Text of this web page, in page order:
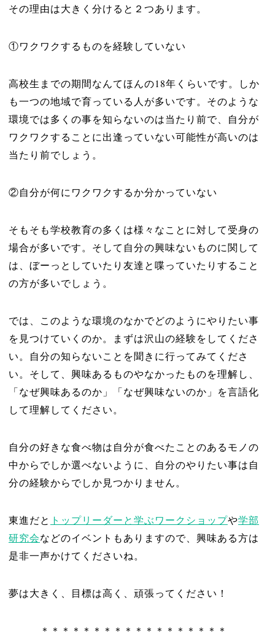
その理由は大きく分けると２つあります。
①ワクワクするものを経験していない
高校生までの期間なんてほんの18年くらいです。しか
も一つの地域で育っている人が多いです。そのような
環境では多くの事を知らないのは当たり前で、自分が
ワクワクすることに出逢っていない可能性が高いのは
当たり前でしょう。
②自分が何にワクワクするか分かっていない
そもそも学校教育の多くは様々なことに対して受身の
場合が多いです。そして自分の興味ないものに関して
は、ぼーっとしていたり友達と喋っていたりすること
の方が多いでしょう。
では、このような環境のなかでどのようにやりたい事
を見つけていくのか。まずは沢山の経験をしてくださ
い。自分の知らないことを聞きに行ってみてくださ
い。そして、興味あるものやなかったものを理解し、
「なぜ興味あるのか」「なぜ興味ないのか」を言語化
して理解してください。
自分の好きな食べ物は自分が食べたことのあるモノの
中からでしか選べないように、自分のやりたい事は自
分の経験からでしか見つかりません。
東進だと トップリーダーと学ぶワークショップや学部
研究会などのイベントもありますので、興味ある方は
是非一声かけてくださいね。
夢は大きく、目標は高く、頑張ってください！
＊＊＊＊＊＊＊＊＊＊＊＊＊＊＊＊＊＊